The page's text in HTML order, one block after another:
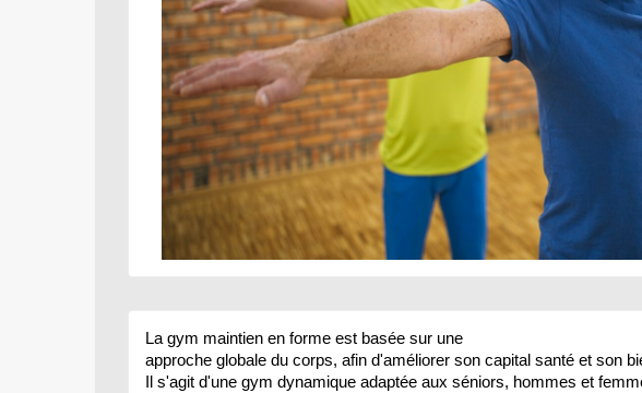
La gym maintien en forme est basée sur une
approche globale du corps, afin d'améliorer son capital santé et son
Il s'agit d'une gym dynamique adaptée aux séniors, hommes et